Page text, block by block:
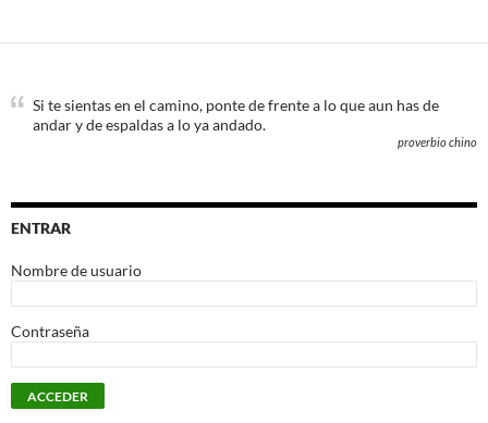
Si te sientas en el camino, ponte de frente a lo que aun has de
andar y de espaldas a lo ya andado.
proverbio chino
ENTRAR
Nombre de usuario
Contraseña